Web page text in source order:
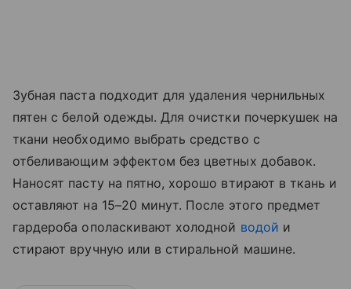
Зубная паста подходит для удаления чернильных
пятен с белой одежды. Для очистки почеркушек на
ткани необходимо выбрать средство с
отбеливающим эффектом без цветных добавок.
Наносят пасту на пятно, хорошо втирают в ткань и
оставляют на 15–20 минут. После этого предмет
гардероба ополаскивают холодной водой и
стирают вручную или в стиральной машине.